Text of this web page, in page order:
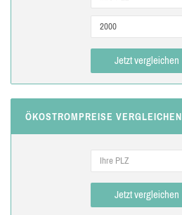
Jetzt vergleichen
ÖKOSTROMPREISE VERGLEICHEN
Jetzt vergleichen